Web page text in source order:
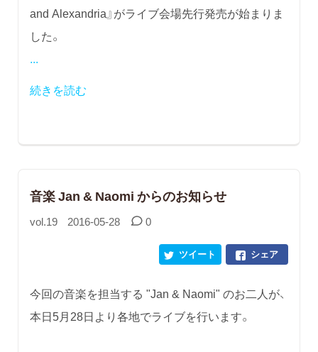
and Alexandria』がライブ会場先行発売が始まりま
した。
...
続きを読む
音楽 Jan & Naomi からのお知らせ
vol.19 2016-05-28 0
シェア
ツイート
今回の音楽を担当する "Jan & Naomi" のお二人が、
本日5月28日より各地でライブを行います。